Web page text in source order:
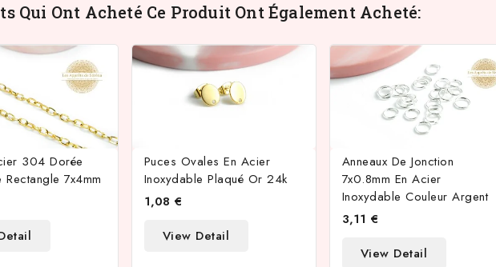
Qui Ont Acheté Ce Produit Ont Également Acheté:
304 Dorée
Rectangle 7x4mm
Puces Ovales En Acier
Inoxydable Plaqué Or 24k
1,08 €
View Detail
Anneaux De Jonction
7x0.8mm En Acier
Inoxydable Couleur Argent
3,11 €
View Detail